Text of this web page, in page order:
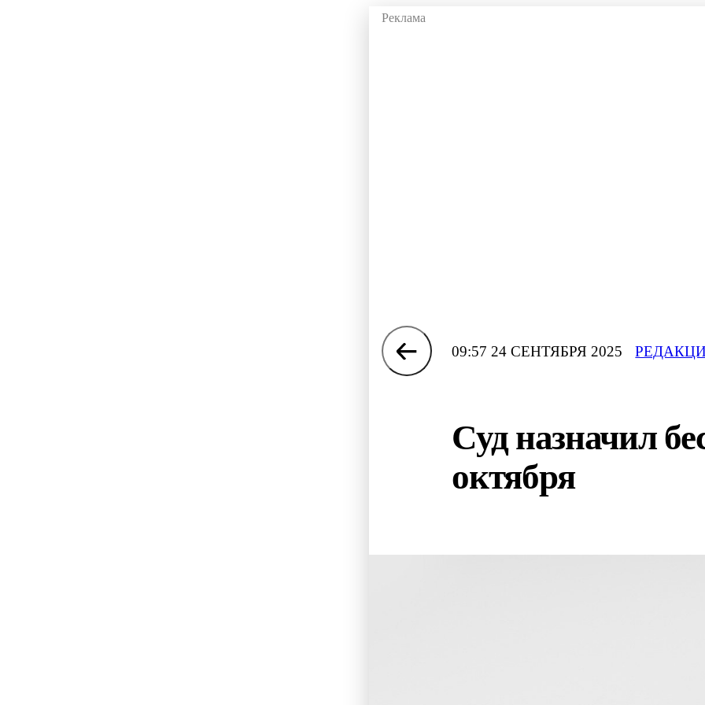
09:57 24 СЕНТЯБРЯ 2025
Суд назначил
октября